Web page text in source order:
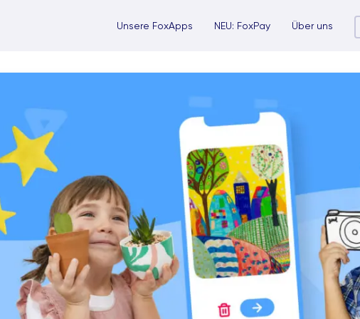
Unsere FoxApps NEU: FoxPay Über uns